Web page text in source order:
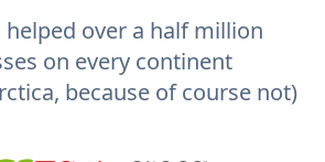
helped over a half million
on every continent
because of course not)